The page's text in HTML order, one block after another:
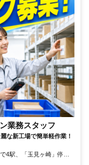
業務スタッフ
な新工場で簡単軽作業！
より車・バイクで約10分